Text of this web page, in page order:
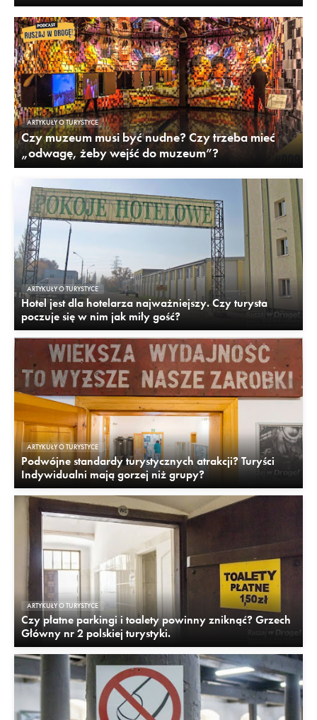
ARTYKUŁY O TURYSTYCE
Czy muzeum musi być nudne? Czy trzeba mieć
„odwagę, żeby wejść do muzeum”?
ARTYKUŁY O TURYSTYCE
Hotel jest dla hotelarza najważniejszy. Czy turysta
poczuje się w nim jak miły gość?
ARTYKUŁY O TURYSTYCE
Podwójne standardy turystycznych atrakcji? Turyści
Indywidualni mają gorzej niż grupy?
ARTYKUŁY O TURYSTYCE
Czy płatne parkingi i toalety powinny zniknąć? Grzech
Główny nr 2 polskiej turystyki.